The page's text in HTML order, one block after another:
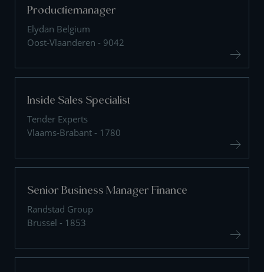
Productiemanager
Elydan Belgium
Oost-Vlaanderen - 9042
Inside Sales Specialist
Tender Experts
Vlaams-Brabant - 1780
Senior Business Manager Finance
Randstad Group
Brussel - 1853